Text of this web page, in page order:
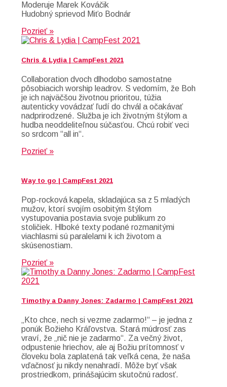
Moderuje Marek Kováčik
Hudobný sprievod Miťo Bodnár
Pozrieť »
Chris & Lydia | CampFest 2021
Collaboration dvoch dlhodobo samostatne
pôsobiacich worship leadrov. S vedomím, že Boh
je ich najväčšou životnou prioritou, túžia
autenticky vovádzať ľudí do chvál a očakávať
nadprirodzené. Služba je ich životným štýlom a
hudba neoddeliteľnou súčasťou. Chcú robiť veci
so srdcom “all in“.
Pozrieť »
Way to go | CampFest 2021
Pop-rocková kapela, skladajúca sa z 5 mladých
mužov, ktorí svojím osobitým štýlom
vystupovania postavia svoje publikum zo
stoličiek. Hlboké texty podané rozmanitými
viachlasmi sú paralelami k ich životom a
skúsenostiam.
Pozrieť »
Timothy a Danny Jones: Zadarmo | CampFest 2021
„Kto chce, nech si vezme zadarmo!“ – je jedna z
ponúk Božieho Kráľovstva. Stará múdrosť zas
vraví, že „nič nie je zadarmo“. Za večný život,
odpustenie hriechov, ale aj Božiu prítomnosť v
človeku bola zaplatená tak veľká cena, že naša
vďačnosť ju nikdy nenahradí. Môže byť však
prostriedkom, prinášajúcim skutočnú radosť.